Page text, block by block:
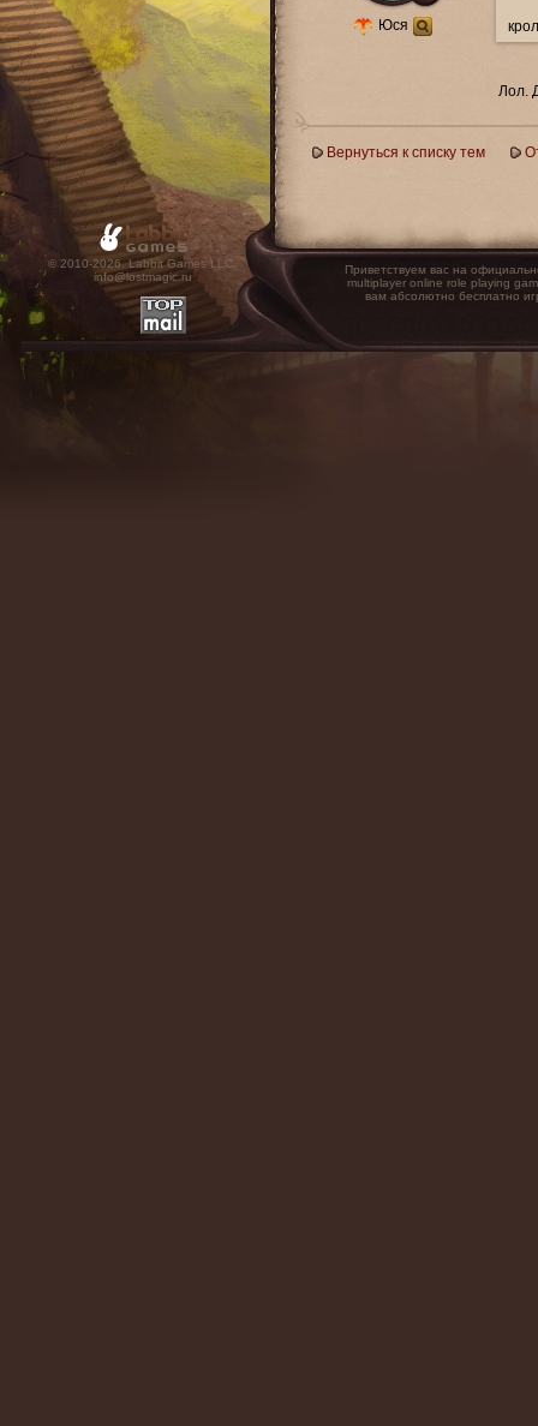
Юся
Лол.
Вернуться к списку тем
© 2010-2026. Labbit Games LLC.
info@lostmagic.ru
Приветствуем вас на
multiplayer online role playing
вам абсолютно бесплатно